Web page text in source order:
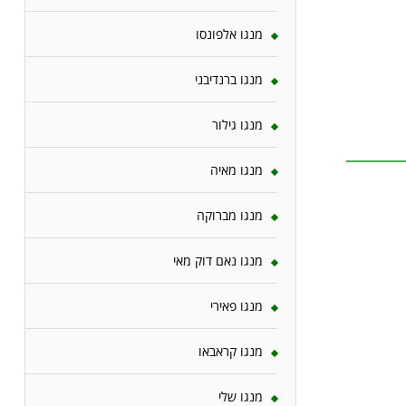
מנגו אלפונסו
מנגו ברנדיבני
מנגו גילור
מנגו מאיה
מנגו מברוקה
מנגו נאם דוק מאי
מנגו פאירי
מנגו קראבאו
מנגו שלי